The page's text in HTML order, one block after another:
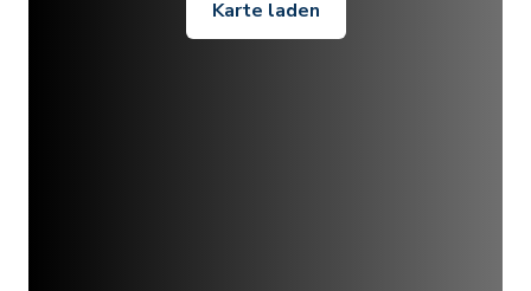
Karte laden